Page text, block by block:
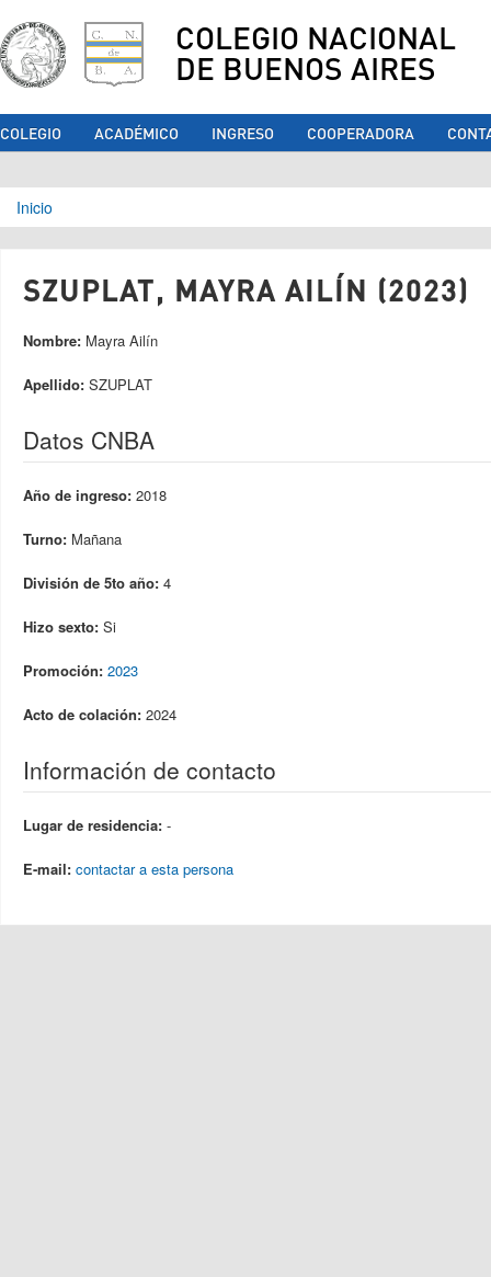
COLEGIO NACIONAL
DE BUENOS AIRES
COLEGIO ACADÉMICO INGRESO COOPERADORA
Se encuentra usted aquí
Inicio
SZUPLAT, MAYRA AILÍN (2023)
Nombre: Mayra Ailín
Apellido: SZUPLAT
Datos CNBA
Año de ingreso: 2018
Turno: Mañana
División de 5to año: 4
Hizo sexto: Si
Promoción: 2023
Acto de colación: 2024
Información de contacto
Lugar de residencia: -
E-mail: contactar a esta persona